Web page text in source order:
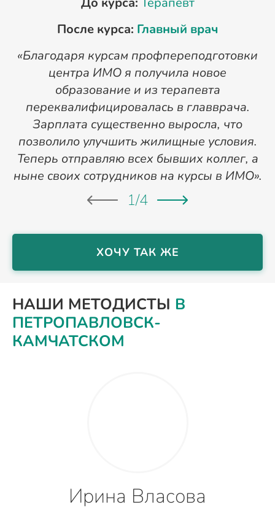
После курса: Главный врач
«Благодаря курсам профпереподготовки
центра ИМО я получила новое
образование и из терапевта
переквалифицировалась в главврача.
Зарплата существенно выросла, что
позволило улучшить жилищные условия.
Теперь отправляю всех бывших коллег, а
ныне своих сотрудников на курсы в ИМО».
1/4
ХОЧУ ТАК ЖЕ
НАШИ МЕТОДИСТЫ В
ПЕТРОПАВЛОВСК-
КАМЧАТСКОМ
Ирина Власова